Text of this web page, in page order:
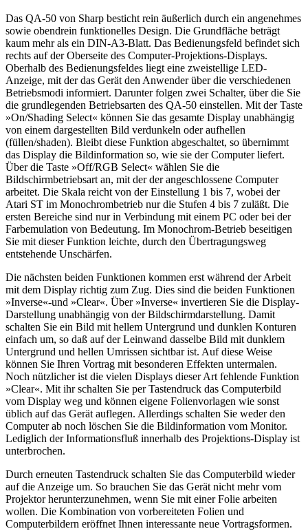
Das QA-50 von Sharp besticht rein äußerlich durch ein angenehmes
sowie obendrein funktionelles Design. Die Grundfläche beträgt
kaum mehr als ein DIN-A3-Blatt. Das Bedienungsfeld befindet sich
rechts auf der Oberseite des Computer-Projektions-Displays.
Oberhalb des Bedienungsfeldes liegt eine zweistellige LED-
Anzeige, mit der das Gerät den Anwender über die verschiedenen
Betriebsmodi informiert. Darunter folgen zwei Schalter, über die Sie
die grundlegenden Betriebsarten des QA-50 einstellen. Mit der Taste
»On/Shading Select« können Sie das gesamte Display unabhängig
von einem dargestellten Bild verdunkeln oder aufhellen
(füllen/shaden). Bleibt diese Funktion abgeschaltet, so übernimmt
das Display die Bildinformation so, wie sie der Computer liefert.
Über die Taste »Off/RGB Select« wählen Sie die
Bildschirmbetriebsart an, mit der der angeschlossene Computer
arbeitet. Die Skala reicht von der Einstellung 1 bis 7, wobei der
Atari ST im Monochrombetrieb nur die Stufen 4 bis 7 zuläßt. Die
ersten Bereiche sind nur in Verbindung mit einem PC oder bei der
Farbemulation von Bedeutung. Im Monochrom-Betrieb beseitigen
Sie mit dieser Funktion leichte, durch den Übertragungsweg
entstehende Unschärfen.
Die nächsten beiden Funktionen kommen erst während der Arbeit
mit dem Display richtig zum Zug. Dies sind die beiden Funktionen
»Inverse«-und »Clear«. Über »Inverse« invertieren Sie die Display-
Darstellung unabhängig von der Bildschirmdarstellung. Damit
schalten Sie ein Bild mit hellem Untergrund und dunklen Konturen
einfach um, so daß auf der Leinwand dasselbe Bild mit dunklem
Untergrund und hellen Umrissen sichtbar ist. Auf diese Weise
können Sie Ihren Vortrag mit besonderen Effekten untermalen.
Noch nützlicher ist die vielen Displays dieser Art fehlende Funktion
»Clear«. Mit ihr schalten Sie per Tastendruck das Computerbild
vom Display weg und können eigene Folienvorlagen wie sonst
üblich auf das Gerät auflegen. Allerdings schalten Sie weder den
Computer ab noch löschen Sie die Bildinformation vom Monitor.
Lediglich der Informationsfluß innerhalb des Projektions-Display ist
unterbrochen.
Durch erneuten Tastendruck schalten Sie das Computerbild wieder
auf die Anzeige um. So brauchen Sie das Gerät nicht mehr vom
Projektor herunterzunehmen, wenn Sie mit einer Folie arbeiten
wollen. Die Kombination von vorbereiteten Folien und
Computerbildern eröffnet Ihnen interessante neue Vortragsformen.